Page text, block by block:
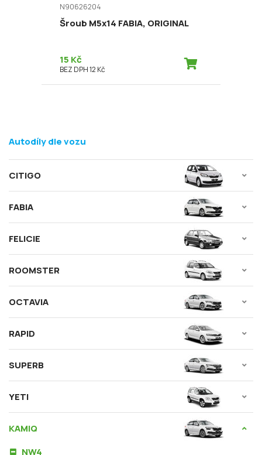
N90626204
Šroub M5x14 FABIA, ORIGINAL
15 Kč
BEZ DPH 12 Kč
Autodíly dle vozu
CITIGO
FABIA
FELICIE
ROOMSTER
OCTAVIA
RAPID
SUPERB
YETI
KAMIQ
NW4